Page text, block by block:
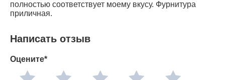
полностью соответствует моему вкусу. Фурнитура
приличная.
Написать отзыв
Оцените*